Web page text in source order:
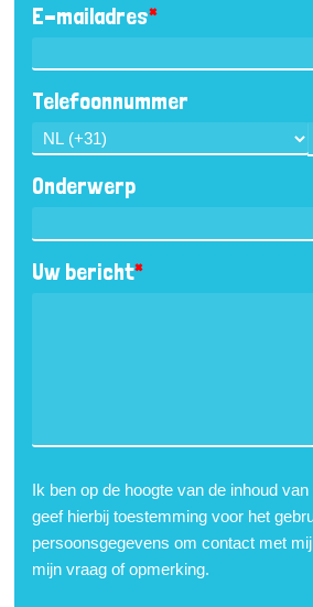
E-mailadres*
Telefoonnummer
Onderwerp
Uw bericht*
Ik ben op de hoogte van de inhoud van
geef hierbij toestemming voor het
persoonsgegevens om contact met
mijn vraag of opmerking.